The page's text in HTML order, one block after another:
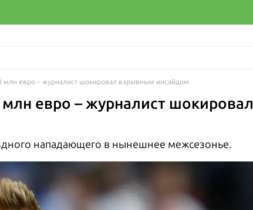
млн евро – журналист шокировал взрывным инсайдом
евро – журналист шокировал
нападающего в нынешнее межсезонье.